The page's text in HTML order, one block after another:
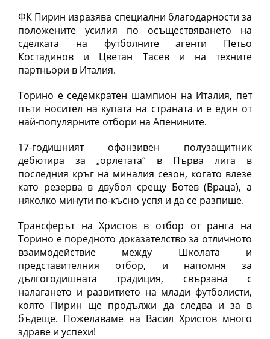
ФК Пирин изразява специални благодарности за
положените усилия по осъществяването на
сделката на футболните агенти Петьо
Костадинов и Цветан Тасев и на техните
партньори в Италия.
Торино е седемкратен шампион на Италия, пет
пъти носител на купата на страната и е един от
най-популярните отбори на Апенините.
17-годишният офанзивен полузащитник
дебютира за „орлетата“ в Първа лига в
последния кръг на миналия сезон, когато влезе
като резерва в двубоя срещу Ботев (Враца), а
няколко минути по-късно успя и да се разпише.
Трансферът на Христов в отбор от ранга на
Торино е поредното доказателство за отличното
взаимодействие между Школата и
представителния отбор, и напомня за
дългогодишната традиция, свързана с
налагането и развитието на млади футболисти,
която Пирин ще продължи да следва и за в
бъдеще. Пожелаваме на Васил Христов много
здраве и успехи!